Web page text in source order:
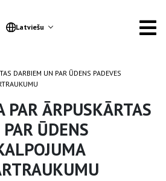
Latviešu
DARBIEM UN PAR ŪDENS PADEVES
PAR ĀRPUSKĀRTAS
ŪDENS